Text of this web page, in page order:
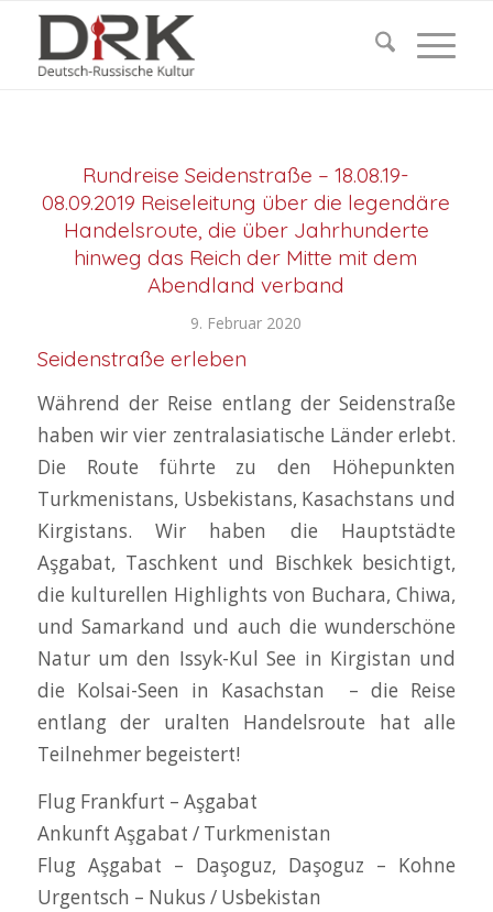
Rundreise Seidenstraße – 18.08.19-
08.09.2019 Reiseleitung über die legendäre
Handelsroute, die über Jahrhunderte
hinweg das Reich der Mitte mit dem
Abendland verband
9. Februar 2020
Seidenstraße erleben
Während der Reise entlang der Seidenstraße
haben wir vier zentralasiatische Länder erlebt.
Die Route führte zu den Höhepunkten
Turkmenistans, Usbekistans, Kasachstans und
Kirgistans. Wir haben die Hauptstädte
Aşgabat, Taschkent und Bischkek besichtigt,
die kulturellen Highlights von Buchara, Chiwa,
und Samarkand und auch die wunderschöne
Natur um den Issyk-Kul See in Kirgistan und
die Kolsai-Seen in Kasachstan – die Reise
entlang der uralten Handelsroute hat alle
Teilnehmer begeistert!
Flug Frankfurt – Aşgabat
Ankunft Aşgabat / Turkmenistan
Flug Aşgabat – Daşoguz, Daşoguz – Kohne
Urgentsch – Nukus / Usbekistan